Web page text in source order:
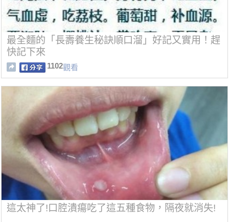
最全麵的「長壽養生秘訣順口溜」好記又實用！趕
快記下來
1102觀看
這太神了!口腔潰瘍吃了這五種食物，隔夜就消失!